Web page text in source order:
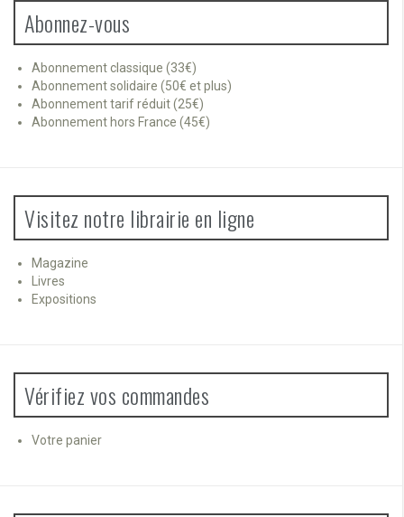
Abonnez-vous
Abonnement classique (33€)
Abonnement solidaire (50€ et plus)
Abonnement tarif réduit (25€)
Abonnement hors France (45€)
Visitez notre librairie en ligne
Magazine
Livres
Expositions
Vérifiez vos commandes
Votre panier